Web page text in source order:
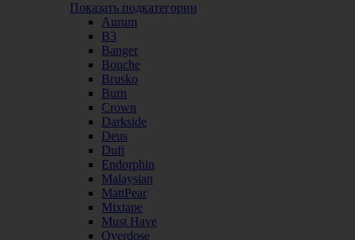
Показать подкатегории
Aurum
B3
Banger
Bonche
Brusko
Burn
Crown
Darkside
Deus
Duft
Endorphin
Malaysian
MattPear
Mixtape
Must Have
Overdose